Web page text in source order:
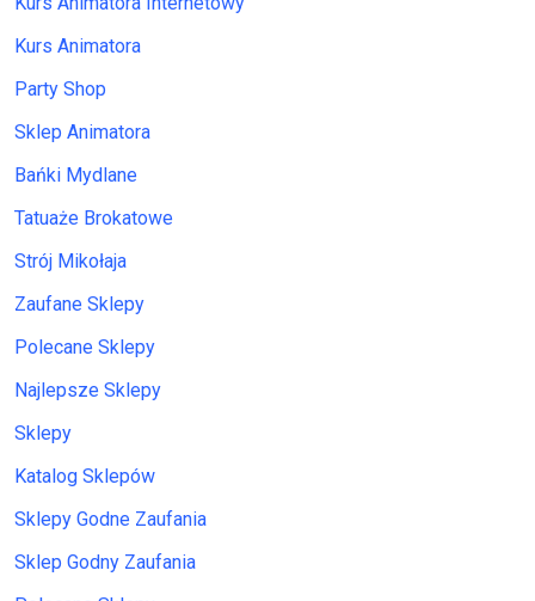
Kurs Animatora
Party Shop
Sklep Animatora
Bańki Mydlane
Tatuaże Brokatowe
Strój Mikołaja
Zaufane Sklepy
Polecane Sklepy
Najlepsze Sklepy
Sklepy
Katalog Sklepów
Sklepy Godne Zaufania
Sklep Godny Zaufania